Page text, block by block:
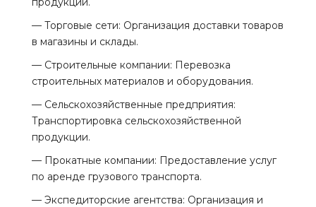
— Торговые сети: Организация доставки товаров
в магазины и склады.
— Строительные компании: Перевозка
строительных материалов и оборудования.
— Сельскохозяйственные предприятия:
Транспортировка сельскохозяйственной
продукции.
— Прокатные компании: Предоставление услуг
по аренде грузового транспорта.
— Экспедиторские агентства: Организация и